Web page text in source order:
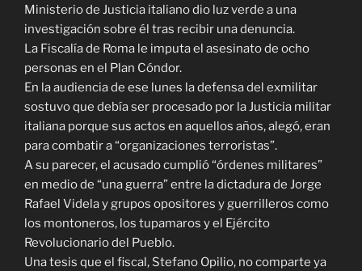
Ministerio de Justicia italiano dio luz verde a una
investigación sobre él tras recibir una denuncia.
La Fiscalía de Roma le imputa el asesinato de ocho
personas en el Plan Cóndor.
En la audiencia de ese lunes la defensa del exmilitar
sostuvo que debía ser procesado por la Justicia militar
italiana porque sus actos en aquellos años, alegó, eran
para combatir a “organizaciones terroristas”.
A su parecer, el acusado cumplió “órdenes militares”
en medio de “una guerra” entre la dictadura de Jorge
Rafael Videla y grupos opositores y guerrilleros como
los montoneros, los tupamaros y el Ejército
Revolucionario del Pueblo.
Una tesis que el fiscal, Stefano Opilio, no comparte ya